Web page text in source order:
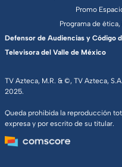
TV Azteca, M.R. & ©, TV Azteca,
2025.
Queda prohibida la reproducción
expresa y por escrito de su titular.
Promo
Programa de
Defensor de Audiencias y Código
Televisora del Valle de México